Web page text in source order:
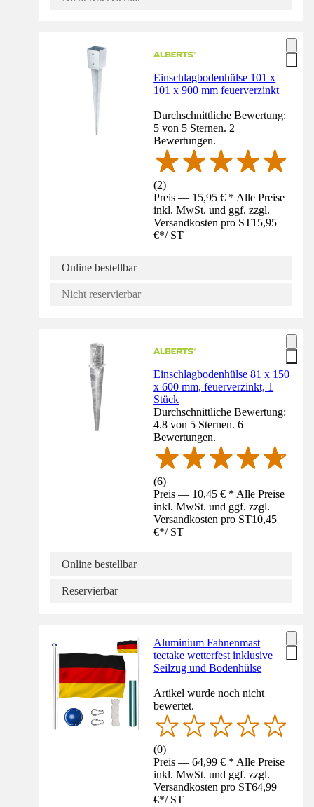
Einschlagbodenhülse 101 x
101 x 900 mm feuerverzinkt
Durchschnittliche Bewertung:
5 von 5 Sternen. 2
Bewertungen.
(2)
Preis — 15,95 € * Alle Preise
inkl. MwSt. und ggf. zzgl.
Versandkosten pro ST15,95
€*/ ST
Online bestellbar
Nicht reservierbar
Einschlagbodenhülse 81 x 150
x 600 mm, feuerverzinkt, 1
Stück
Durchschnittliche Bewertung:
4.8 von 5 Sternen. 6
Bewertungen.
(6)
Preis — 10,45 € * Alle Preise
inkl. MwSt. und ggf. zzgl.
Versandkosten pro ST10,45
€*/ ST
Online bestellbar
Reservierbar
Aluminium Fahnenmast
tectake wetterfest inklusive
Seilzug und Bodenhülse
Artikel wurde noch nicht
bewertet.
(0)
Preis — 64,99 € * Alle Preise
inkl. MwSt. und ggf. zzgl.
Versandkosten pro ST64,99
€*/ ST